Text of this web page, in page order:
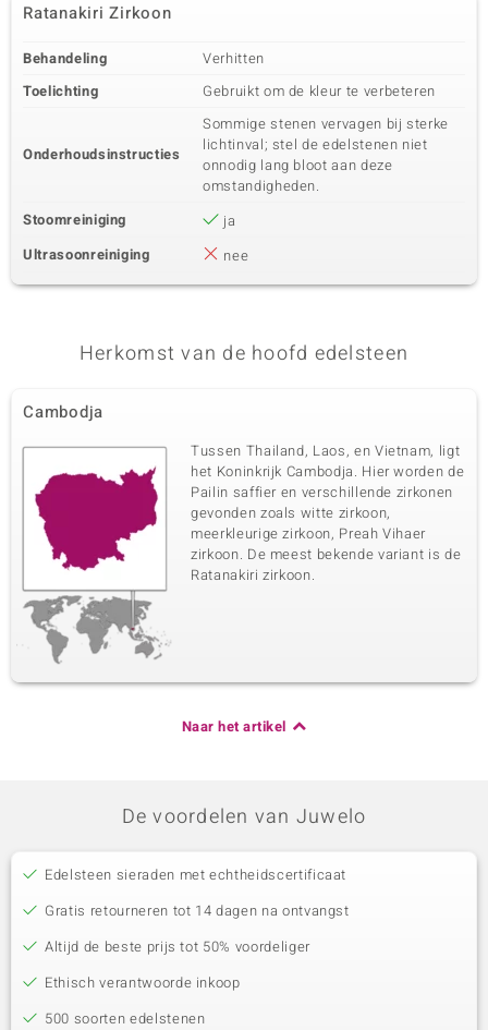
Ratanakiri Zirkoon
Behandeling
Verhitten
Toelichting
Gebruikt om de kleur te verbeteren
Onderhoudsinstructies
Sommige stenen vervagen bij sterke
lichtinval; stel de edelstenen niet
onnodig lang bloot aan deze
omstandigheden.
Stoomreiniging
ja
Ultrasoonreiniging
nee
Herkomst van de hoofd edelsteen
Cambodja
Tussen Thailand, Laos, en Vietnam, ligt
het Koninkrijk Cambodja. Hier worden de
Pailin saffier en verschillende zirkonen
gevonden zoals witte zirkoon,
meerkleurige zirkoon, Preah Vihaer
zirkoon. De meest bekende variant is de
Ratanakiri zirkoon.
Naar het artikel
De voordelen van Juwelo
Edelsteen sieraden met echtheidscertificaat
Gratis retourneren tot 14 dagen na ontvangst
Altijd de beste prijs tot 50% voordeliger
Ethisch verantwoorde inkoop
500 soorten edelstenen